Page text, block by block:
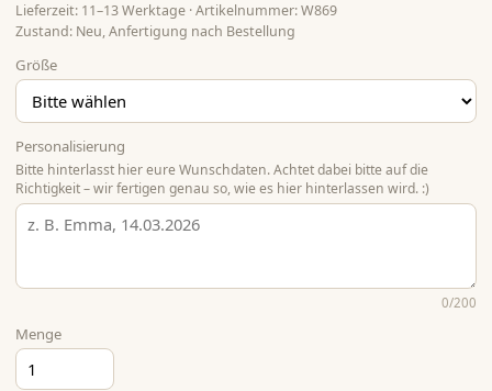
Lieferzeit: 11–13 Werktage · Artikelnummer: W869
Zustand: Neu, Anfertigung nach Bestellung
Größe
Personalisierung
Bitte hinterlasst hier eure Wunschdaten. Achtet dabei bitte auf die
Richtigkeit – wir fertigen genau so, wie es hier hinterlassen wird. :)
0/200
Menge